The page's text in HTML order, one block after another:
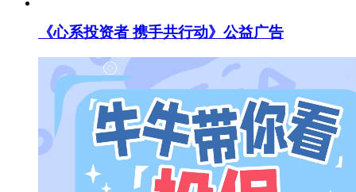
《心系投资者 携手共行动》公益广告